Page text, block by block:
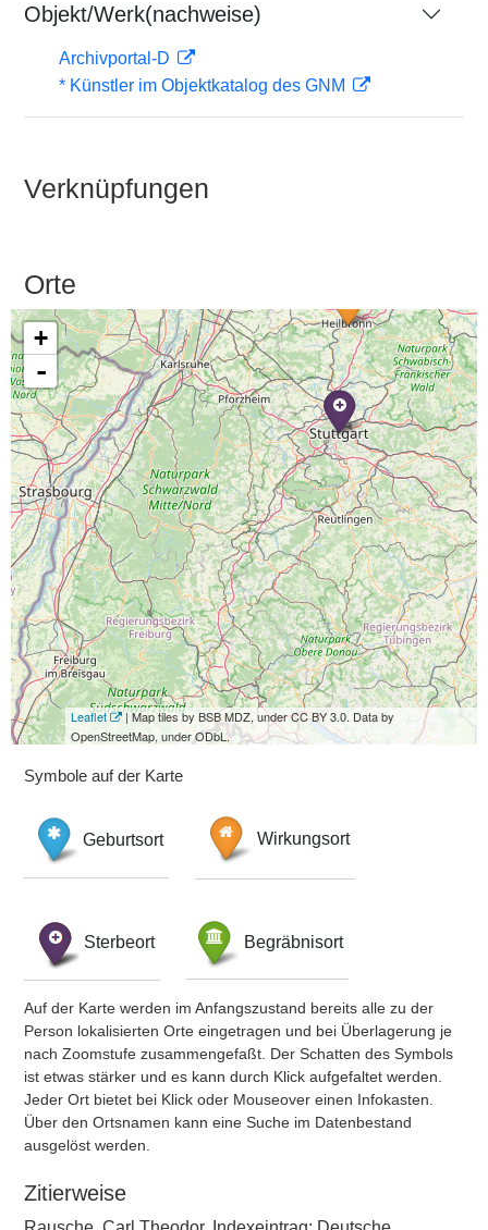
Objekt/Werk(nachweise)
Archivportal-D
* Künstler im Objektkatalog des GNM
Verknüpfungen
Orte
+
-
Leaflet
| Map tiles by BSB MDZ, under CC BY 3.0. Data by
OpenStreetMap, under ODbL.
Symbole auf der Karte
Geburtsort Wirkungsort
Sterbeort Begräbnisort
Auf der Karte werden im Anfangszustand bereits alle zu der
Person lokalisierten Orte eingetragen und bei Überlagerung je
nach Zoomstufe zusammengefaßt. Der Schatten des Symbols
ist etwas stärker und es kann durch Klick aufgefaltet werden.
Jeder Ort bietet bei Klick oder Mouseover einen Infokasten.
Über den Ortsnamen kann eine Suche im Datenbestand
ausgelöst werden.
Zitierweise